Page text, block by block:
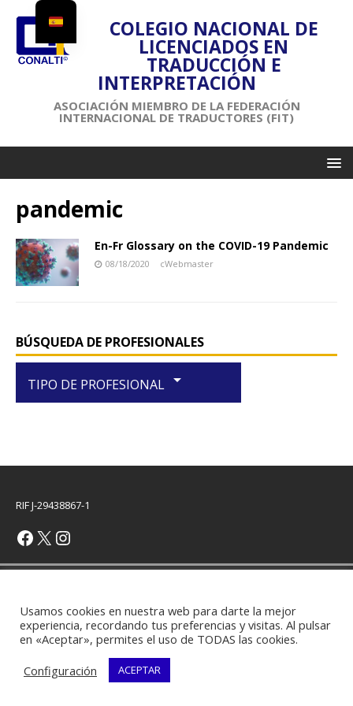
COLEGIO NACIONAL DE
LICENCIADOS EN
TRADUCCIÓN E
INTERPRETACIÓN
ASOCIACIÓN MIEMBRO DE LA FEDERACIÓN
INTERNACIONAL DE TRADUCTORES (FIT)
pandemic
En-Fr Glossary on the COVID-19 Pandemic
08/18/2020 cWebmaster
BÚSQUEDA DE PROFESIONALES
TIPO DE PROFESIONAL arrow_drop_down
RIF J-29438867-1
Usamos cookies en nuestra web para darte la mejor
experiencia, recordando tus preferencias y visitas. Al pulsar
en «Aceptar», permites el uso de TODAS las cookies.
Configuración
ACEPTAR